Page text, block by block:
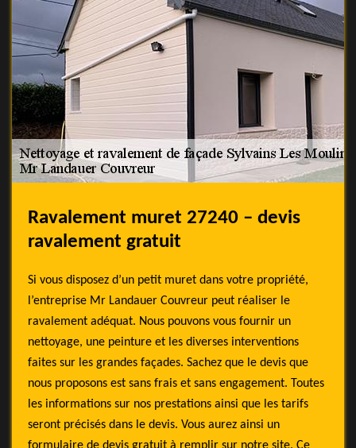
Ravalement muret 27240 – devis
ravalement gratuit
Si vous disposez d’un petit muret dans votre propriété,
l’entreprise Mr Landauer Couvreur peut réaliser le
ravalement adéquat. Nous pouvons vous fournir un
nettoyage, une peinture et les diverses interventions
faites sur les grandes façades. Sachez que le devis que
nous proposons est sans frais et sans engagement. Toutes
les informations sur nos prestations ainsi que les tarifs
seront précisés dans le devis. Vous aurez ainsi un